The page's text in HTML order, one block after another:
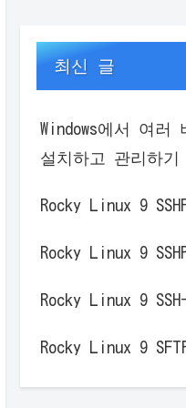
최신 글
Windows에서 여러
설치하고 관리하기
Rocky Linux 9
Rocky Linux 9
Rocky Linux 9
Rocky Linux 9